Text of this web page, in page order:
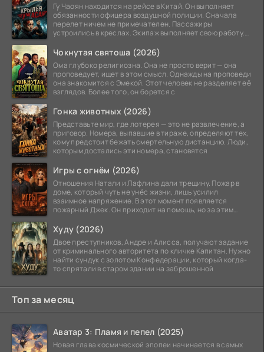
Гу Чаоян находится на рейсе в Китай. Он выполняет
обязанности офицера воздушной полиции. Сначала
перелет ничем не примечателен. Пассажиры
устроились в креслах. Экипаж выполняет свою работу.
Чокнутая святоша (2026)
Ома глубоко религиозна. Она не просто верит — она
проповедует, ищет в этом смысл. Однажды на проповеди
она знакомится с Эмекой. Этот человек не разделяет её
взглядов. Более того, он борется с
Гонка животных (2026)
Представьте мир, где лотерея — это не развлечение, а
приговор. Номера, выпавшие в тираже, определяют тех,
кому предстоит бежать смертельную дистанцию. Люди,
которым достались эти номера, становятся
Игры с огнём (2026)
Отношения Натали и Лафлина дали трещину. Пожар в
доме, который чуть не унёс жизни, лишь усилил
взаимное напряжение. В этот момент появляется
пожарный Джек. Он приходит на помощь, но за этим
Худу (2026)
Двое преступников, Андре и Алисса, получают задание
от криминального авторитета по кличке Капитан. Нужно
найти сундук с золотом Конфедерации, который когда-
то спрятали в старом здании на заброшенной
Топ за месяц
Аватар 3: Пламя и пепел (2025)
Новая глава космической эпопеи начинается в самых